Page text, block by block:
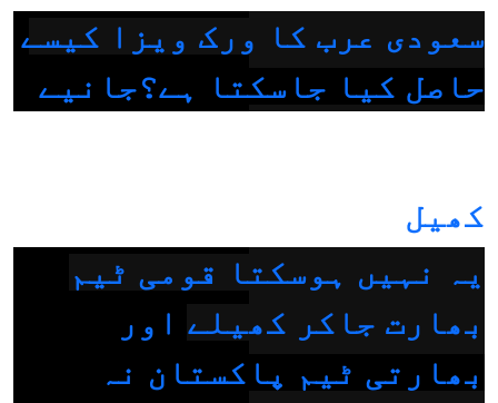
سعودی عرب کا ورک ویزا کیسے
حاصل کیا جاسکتا ہے؟جانیے
کھیل
یہ نہیں ہوسکتا قومی ٹیم
بھارت جاکر کھیلے اور
بھارتی ٹیم پاکستان نہ